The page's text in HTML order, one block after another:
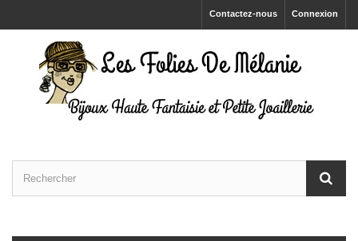
Connexion
Contactez-nous